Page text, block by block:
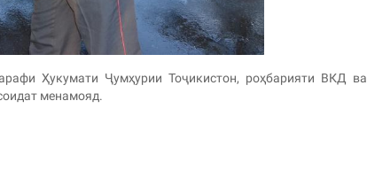
Ҳукумати Ҷумҳурии Тоҷикистон, роҳбарияти ВКД ва
менамояд.